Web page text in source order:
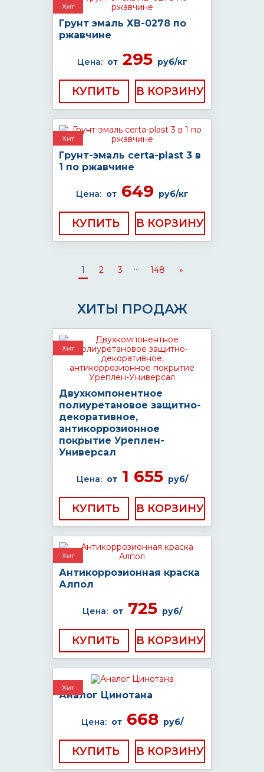
Хит
Грунт эмаль ХВ-0278 по
ржавчине
Цена: от295 руб/кг
КУПИТЬ
Хит
Грунт-эмаль certa-plast 3 в
1 по ржавчине
Цена: от649 руб/кг
КУПИТЬ
1 2 3 ... 148 »
ХИТЫ ПРОДАЖ
Хит
Двухкомпонентное
полиуретановое защитно-
декоративное,
антикоррозионное
покрытие Уреплен-
Универсал
Цена: от1 655 руб/
КУПИТЬ
Хит
Антикоррозионная краска
Алпол
Цена: от725 руб/
КУПИТЬ
Хит
Аналог Цинотана
Цена: от668 руб/
КУПИТЬ